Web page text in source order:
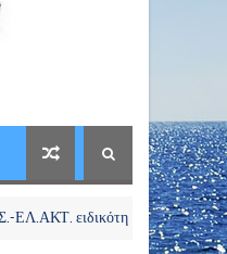
Υγειονομικού ειδικής